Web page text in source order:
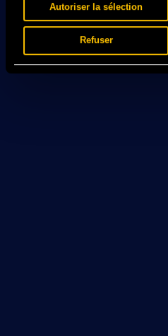
Autoriser la sélection
Refuser